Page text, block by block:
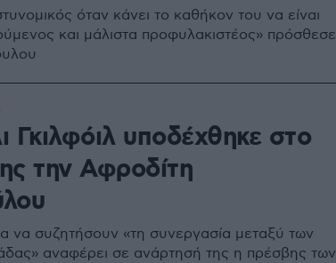
όταν κάνει το καθήκον του να είναι
και μάλιστα προφυλακιστέος» πρόσθεσε
Γκιλφόιλ υποδέχθηκε στο
την Αφροδίτη
να συζητήσουν «τη συνεργασία μεταξύ των
αναφέρει σε ανάρτησή της η πρέσβης των